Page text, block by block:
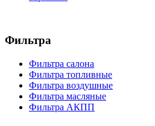
Фильтра
Фильтра салона
Фильтра топливные
Фильтра воздушные
Фильтра масляные
Фильтра АКПП